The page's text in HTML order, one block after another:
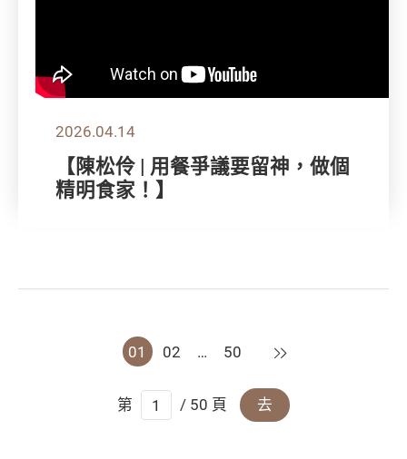
2026.04.14
【陳松伶 | 用餐爭議要留神，做個
精明食家！】
01 02 … 50 下一頁
第 / 50 頁 去